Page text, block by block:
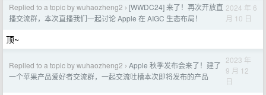
Replied to a topic by wuhaozheng2 › [WWDC24] 来了！再次开放直
播交流群，本次直播我们一起讨论 Apple 在 AIGC 生态布局！
2024 年 6
月 10 日
顶~
Replied to a topic by wuhaozheng2 › Apple 秋季发布会来了！建了
一个苹果产品爱好者交流群，一起交流吐槽本次即将发布的产品
2023 年
9 月 12
日